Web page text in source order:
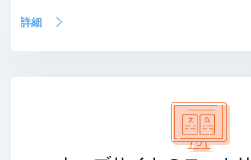
詳細